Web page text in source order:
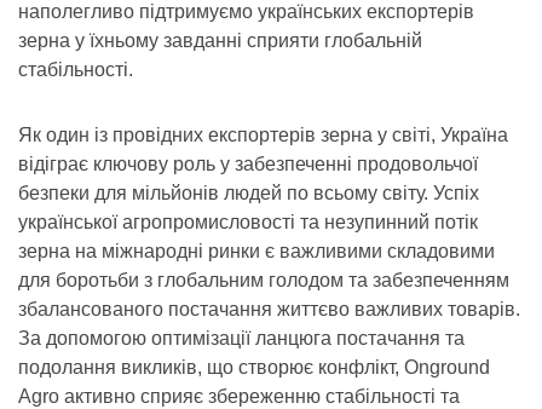
наполегливо підтримуємо українських експортерів
зерна у їхньому завданні сприяти глобальній
стабільності.
Як один із провідних експортерів зерна у світі, Україна
відіграє ключову роль у забезпеченні продовольчої
безпеки для мільйонів людей по всьому світу. Успіх
української агропромисловості та незупинний потік
зерна на міжнародні ринки є важливими складовими
для боротьби з глобальним голодом та забезпеченням
збалансованого постачання життєво важливих товарів.
За допомогою оптимізації ланцюга постачання та
подолання викликів, що створює конфлікт, Onground
Agro активно сприяє збереженню стабільності та